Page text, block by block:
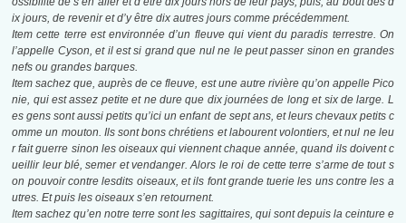
ix jours, de revenir et d’y être dix autres jours comme précédemment.
Item cette terre est environnée d’un fleuve qui vient du paradis terrestre. On
l’appelle Cyson, et il est si grand que nul ne le peut passer sinon en grandes
nefs ou grandes barques.
Item sachez que, auprès de ce fleuve, est une autre rivière qu’on appelle Pico
nie, qui est assez petite et ne dure que dix journées de long et six de large. L
es gens sont aussi petits qu’ici un enfant de sept ans, et leurs chevaux petits c
omme un mouton. Ils sont bons chrétiens et labourent volontiers, et nul ne leu
r fait guerre sinon les oiseaux qui viennent chaque année, quand ils doivent c
ueillir leur blé, semer et vendanger. Alors le roi de cette terre s’arme de tout s
on pouvoir contre lesdits oiseaux, et ils font grande tuerie les uns contre les a
utres. Et puis les oiseaux s’en retournent.
Item sachez qu’en notre terre sont les sagittaires, qui sont depuis la ceinture e